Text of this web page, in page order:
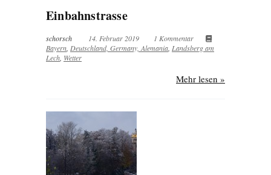
Einbahnstrasse
schorsch 14. Februar 2019
1 Kommentar
Bayern Deutschland, Germany, Alemania Landsberg am
Lech Wetter
Mehr lesen »